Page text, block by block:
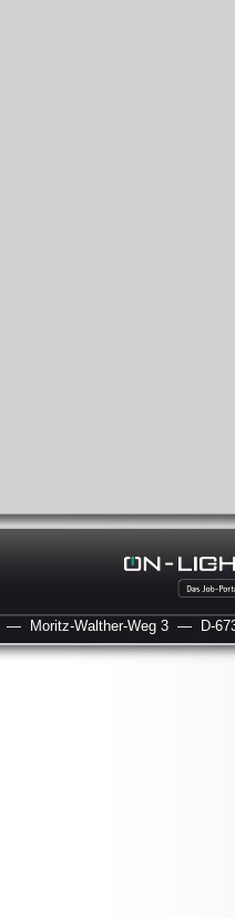
— Moritz-Walther-Weg 3 — D-